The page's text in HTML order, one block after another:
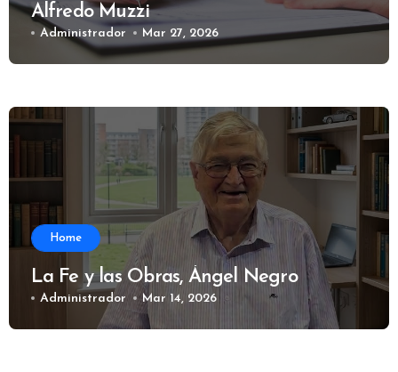
Alfredo Muzzi
Administrador Mar 27, 2026
Home
La Fe y las Obras, Ángel Negro
Administrador Mar 14, 2026